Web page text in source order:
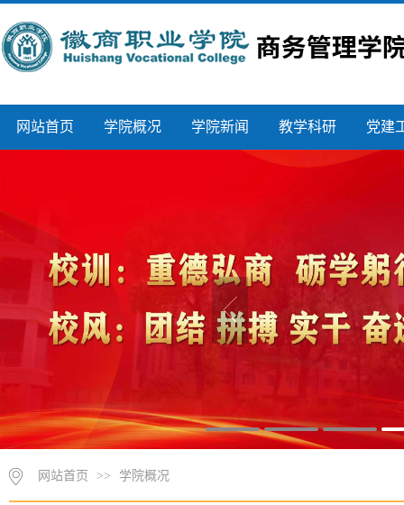
网站首页 学院概况 学院新闻 教学科研 党建
网站首页 >> 学院概况